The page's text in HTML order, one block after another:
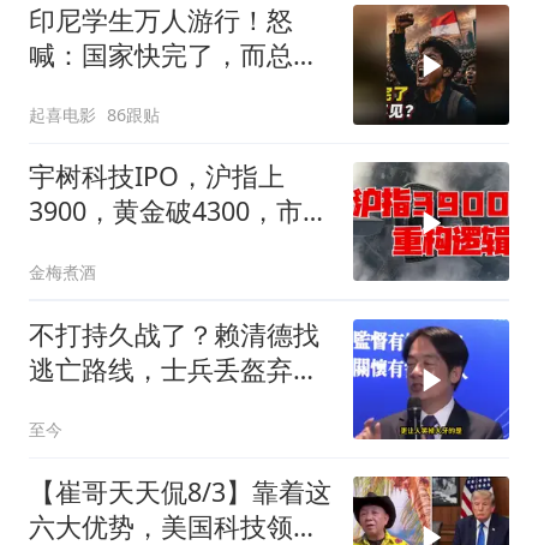
印尼学生万人游行！怒
喊：国家快完了，而总统
起喜电影 86跟贴
宇树科技IPO，沪指上
3900，黄金破4300，市场
金梅煮酒
不打持久战了？赖清德找
逃亡路线，士兵丢盔弃
至今
【崔哥天天侃8/3】靠着这
六大优势，美国科技领军